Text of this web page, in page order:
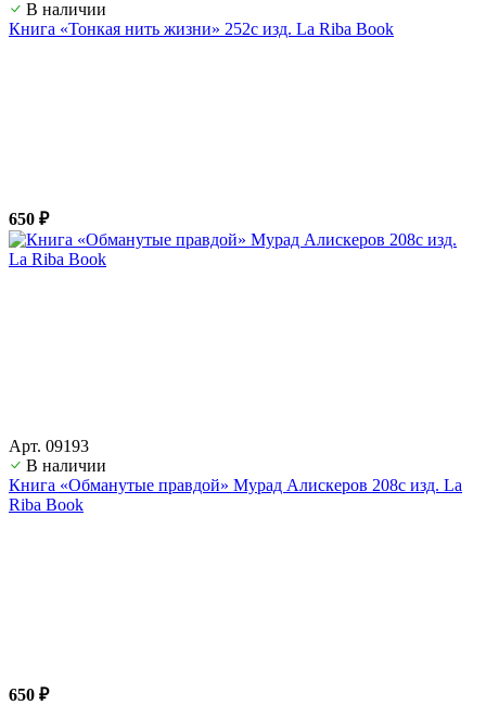
В наличии
Книга «Тонкая нить жизни» 252с изд. La Riba Book
650 ₽
Арт. 09193
В наличии
Книга «Обманутые правдой» Мурад Алискеров 208с изд. La
Riba Book
650 ₽